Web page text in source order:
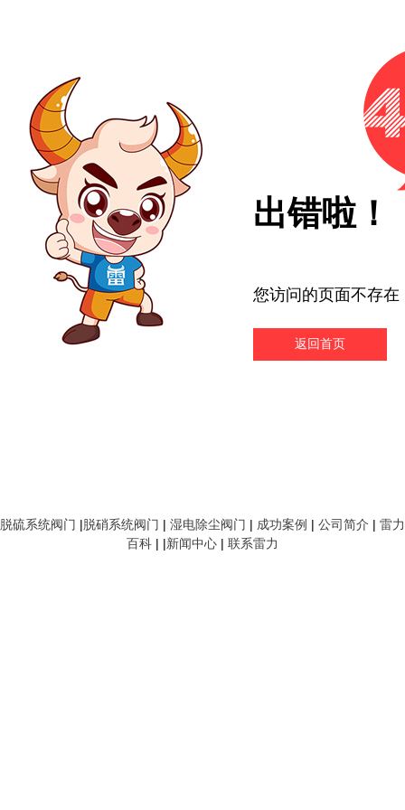
出错啦！
您访问的页面不存在
返回首页
脱硫系统阀门 |脱硝系统阀门 | 湿电除尘阀门 | 成功案例 | 公司简介 | 雷力
百科 | |新闻中心 | 联系雷力